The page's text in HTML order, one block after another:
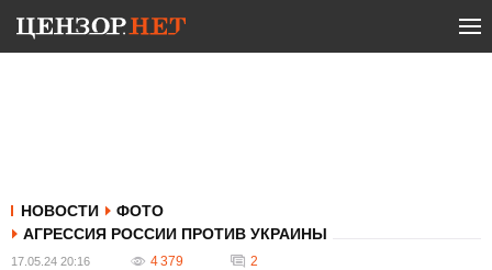
НОВОСТИ
ФОТО
АГРЕССИЯ РОССИИ ПРОТИВ УКРАИНЫ
17.05.24 20:16 4 379 2